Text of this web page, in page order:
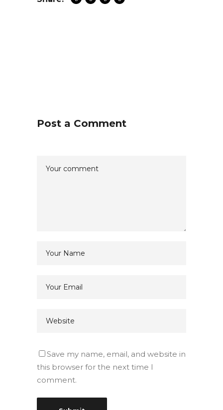
Post a Comment
Save my name, email, and website in
this browser for the next time I
comment.